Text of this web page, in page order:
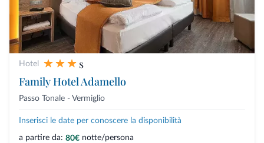
Hotel
s
Family Hotel Adamello
Passo Tonale - Vermiglio
Inserisci le date per conoscere la disponibilità
a partire da: 80€ notte/persona